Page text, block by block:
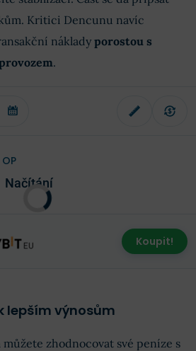
Kritici Dencunu navíc
náklady porostou s
.
OP
Načítání
Koupit!
lepším výnosům
zhodnocovat své peníze s